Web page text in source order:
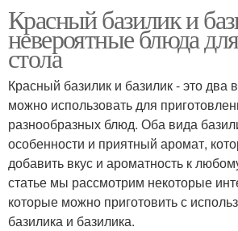
Красный базилик и
невероятные блюда
стола
Красный базилик и базилик - это два
можно использовать для
разнообразных блюд. Оба вида
особенности и приятный аромат,
добавить вкус и ароматность к
статье мы рассмотрим некоторые
которые можно приготовить с
базилика и базилика.